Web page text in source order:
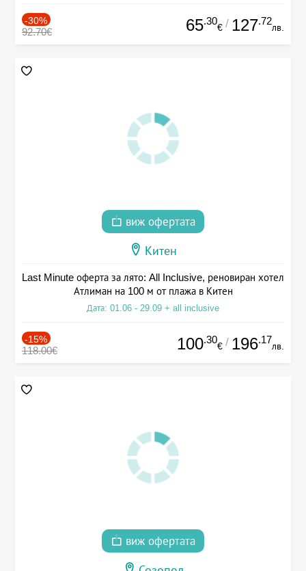
-30%
92.70€ 65.30
€ / 127.72
лв.
виж офертата
Китен
Last Minute оферта за лято: All Inclusive, реновиран хотел
Атлиман на 100 м от плажа в Китен
Дата: 01.06 - 29.09 + all inclusive
-15%
118.00€ 100.30
€ / 196.17
лв.
виж офертата